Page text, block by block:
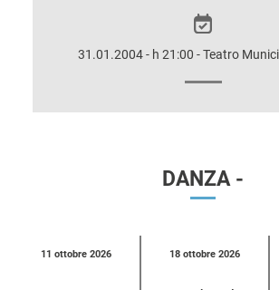
31.01.2004 - h 21:00 - Teatro
DANZA -
11 ottobre 2026 18 ottobre 2026